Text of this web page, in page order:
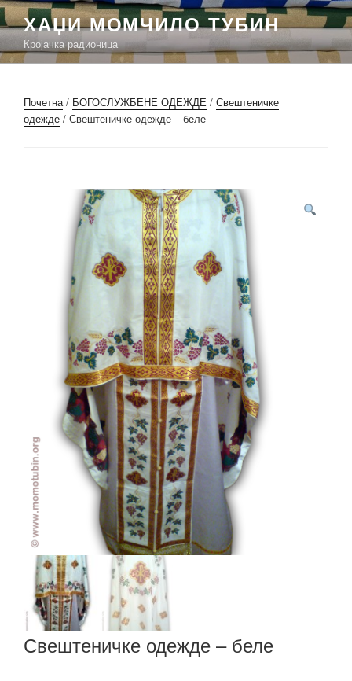
Скочи
на
садржај
ХАЏИ МОМЧИЛО ТУБИН
Кројачка радионица
Почетна / БОГОСЛУЖБЕНЕ ОДЕЖДЕ / Свештеничке
одежде / Свештеничке одежде – беле
Свештеничке одежде – беле